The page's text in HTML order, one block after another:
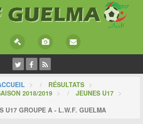
> RÉSULTATS >
2018/2019 > JEUNES U17 >
U17 GROUPE A - L.W.F. GUELMA